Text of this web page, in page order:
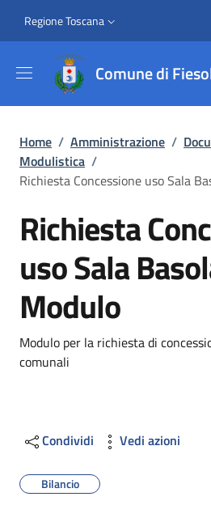
Slim top
Regione Toscana
Comune di
Briciole di pane
Home / Amministrazione /
Modulistica /
Richiesta Concessione uso Sala
Richiesta
uso Sala
Modulo
Dettagli
Modulo per la richiesta di
comunali
Condividi Vedi azioni
Bilancio